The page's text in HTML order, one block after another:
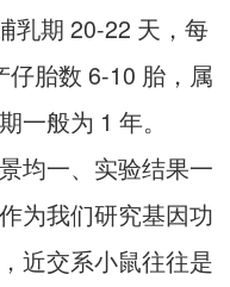
乳期 20-22 天，每
胎数 6-10 胎，属
一般为 1 年。
均一、实验结果一
为我们研究基因功
近交系小鼠往往是